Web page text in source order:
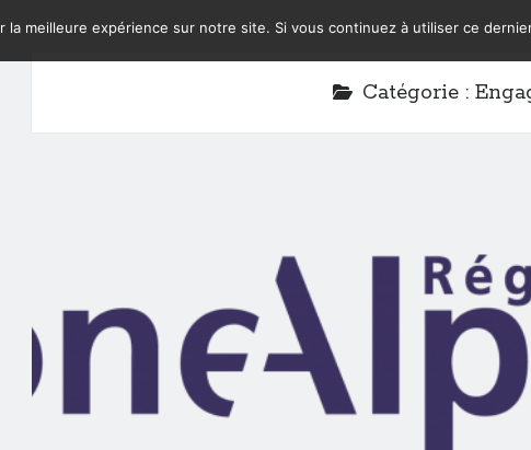
Catégorie :
la meilleure expérience sur notre site. Si vous continuez à utiliser ce